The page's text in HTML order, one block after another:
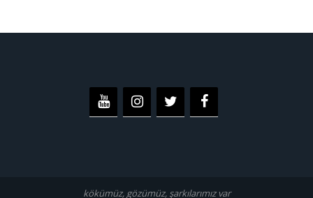
kökümüz, gözümüz, şarkılarımız var